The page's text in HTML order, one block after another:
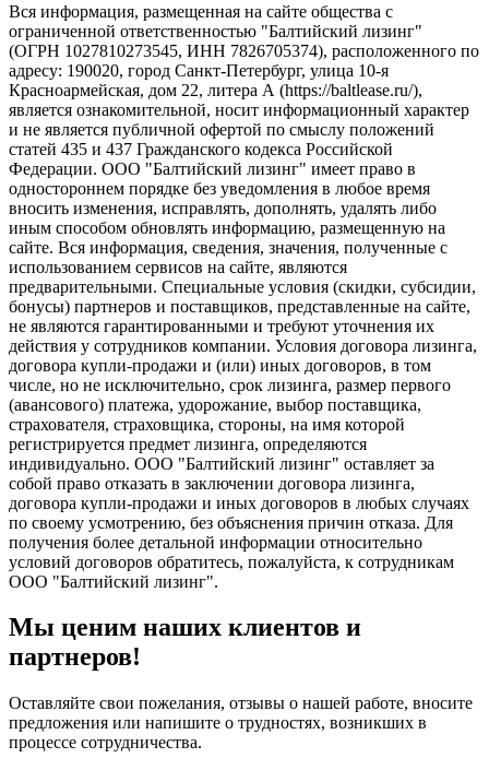
Вся информация, размещенная на сайте общества с
ограниченной ответственностью "Балтийский лизинг"
(ОГРН 1027810273545, ИНН 7826705374), расположенного по
адресу: 190020, город Санкт-Петербург, улица 10-я
Красноармейская, дом 22, литера А (https://baltlease.ru/),
является ознакомительной, носит информационный характер
и не является публичной офертой по смыслу положений
статей 435 и 437 Гражданского кодекса Российской
Федерации. ООО "Балтийский лизинг" имеет право в
одностороннем порядке без уведомления в любое время
вносить изменения, исправлять, дополнять, удалять либо
иным способом обновлять информацию, размещенную на
сайте. Вся информация, сведения, значения, полученные с
использованием сервисов на сайте, являются
предварительными. Специальные условия (скидки, субсидии,
бонусы) партнеров и поставщиков, представленные на сайте,
не являются гарантированными и требуют уточнения их
действия у сотрудников компании. Условия договора лизинга,
договора купли-продажи и (или) иных договоров, в том
числе, но не исключительно, срок лизинга, размер первого
(авансового) платежа, удорожание, выбор поставщика,
страхователя, страховщика, стороны, на имя которой
регистрируется предмет лизинга, определяются
индивидуально. ООО "Балтийский лизинг" оставляет за
собой право отказать в заключении договора лизинга,
договора купли-продажи и иных договоров в любых случаях
по своему усмотрению, без объяснения причин отказа. Для
получения более детальной информации относительно
условий договоров обратитесь, пожалуйста, к сотрудникам
ООО "Балтийский лизинг".
Мы ценим наших клиентов и
партнеров!
Оставляйте свои пожелания, отзывы о нашей работе, вносите
предложения или напишите о трудностях, возникших в
процессе сотрудничества.